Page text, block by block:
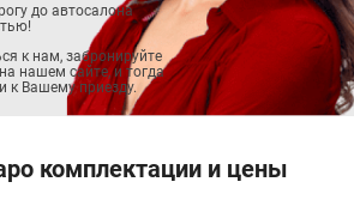
до автосалона
к нам, забронируйте
нашем сайте, и тогда
к Вашему приезду.
комплектации и цены